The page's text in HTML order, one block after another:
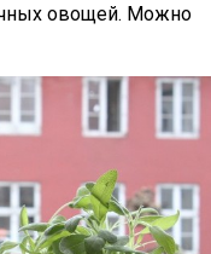
овощей. Можно